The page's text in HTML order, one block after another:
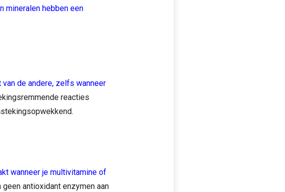
mineralen hebben een
de andere, zelfs wanneer
reacties
wanneer je multivitamine of
antioxidant enzymen aan